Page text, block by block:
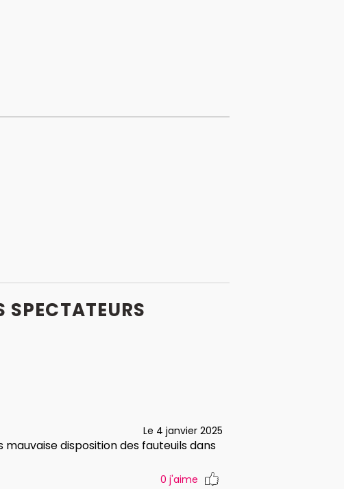
SPECTATEURS
Le 4 janvier 2025
disposition des fauteuils dans
0 j'aime